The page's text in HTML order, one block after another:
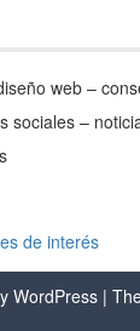
web –
sociales –
de interés
WordPress |